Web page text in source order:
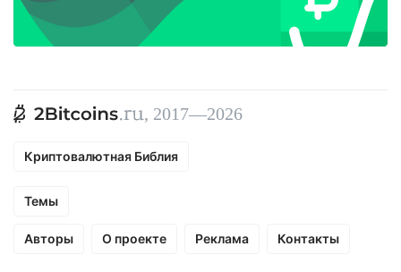
, 2017—2026
Криптовалютная Библия
Темы
Авторы О проекте Реклама Контакты